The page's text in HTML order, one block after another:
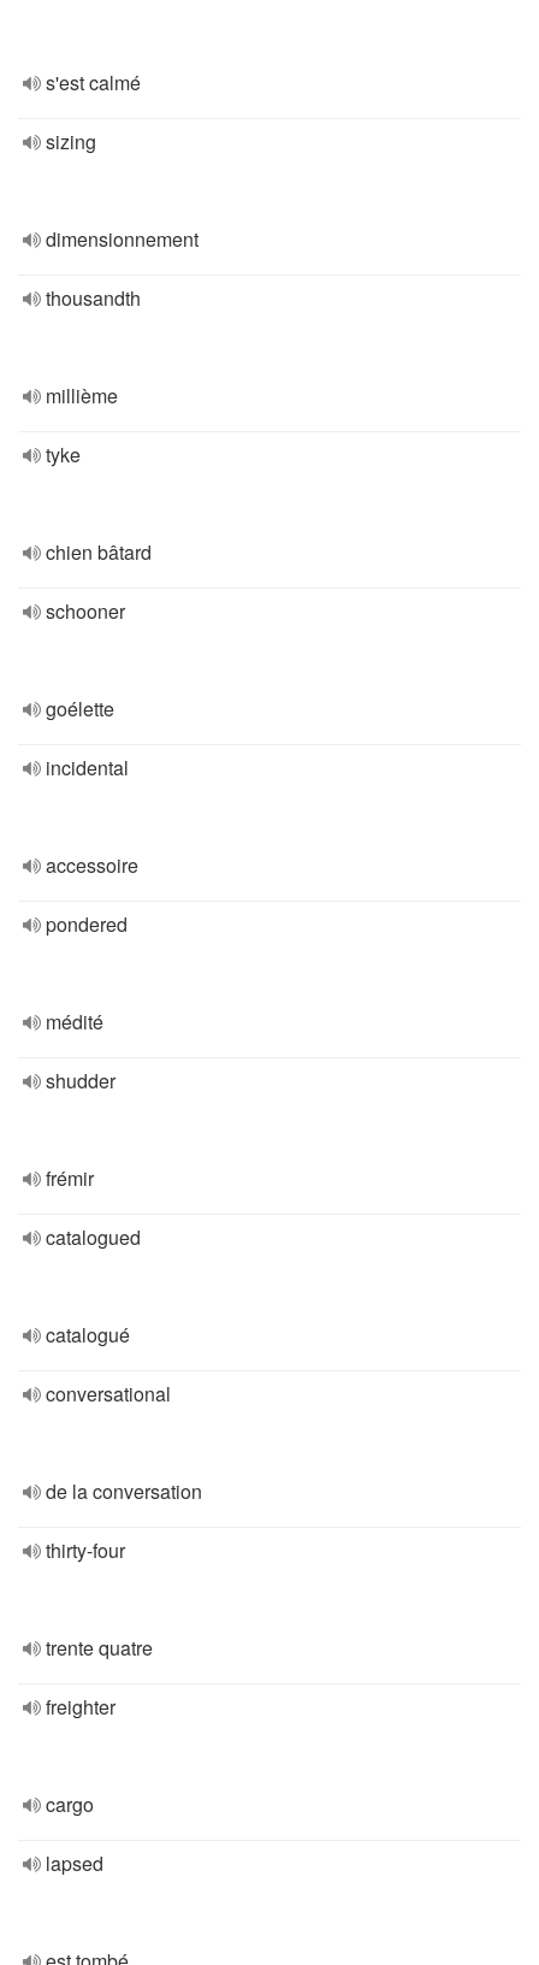
s'est calmé
sizing
dimensionnement
thousandth
millième
tyke
chien bâtard
schooner
goélette
incidental
accessoire
pondered
médité
shudder
frémir
catalogued
catalogué
conversational
de la conversation
thirty-four
trente quatre
freighter
cargo
lapsed